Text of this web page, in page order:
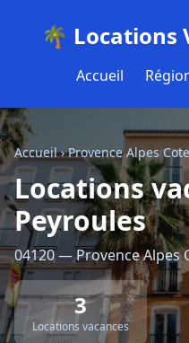
🌴 Locations
Accueil
Accueil›Provence Alpes
Locations
Peyroules
04120 — Provence Alpes
3
Locations vacances